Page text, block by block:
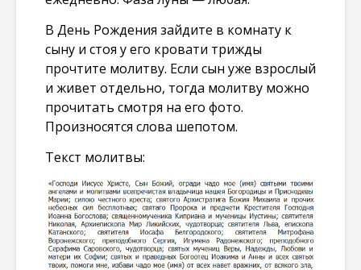
В День Рождения зайдите в комнату к
сыну и стоя у его кровати трижды
прочтите молитву. Если сын уже взрослый
и живет отдельно, тогда молитву можно
прочитать смотря на его фото.
Произносятся слова шепотом.
Текст молитвы: